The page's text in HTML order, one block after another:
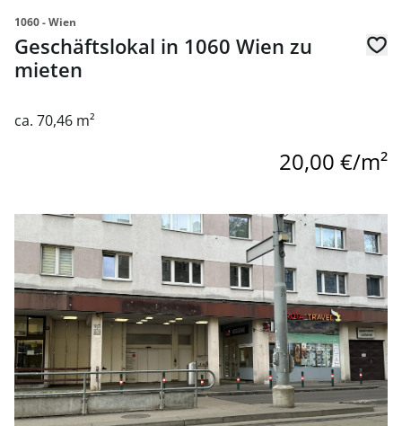
1060 - Wien
Geschäftslokal in 1060 Wien zu
mieten
ca. 70,46 m²
20,00 €/m²
Link zur Seite Etablierte Bankfiliale in zentraler Lage in